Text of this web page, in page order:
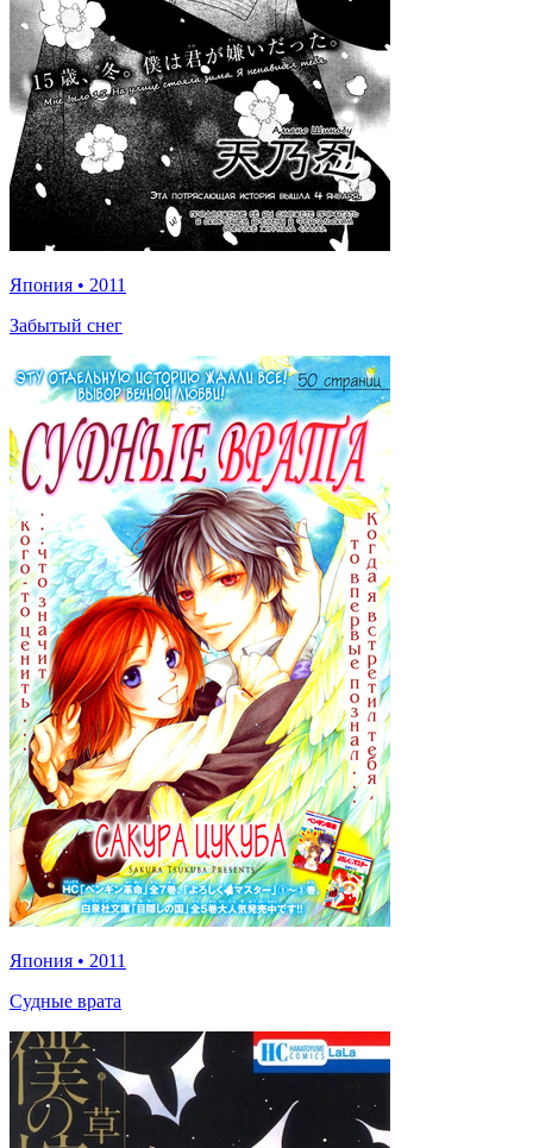
Япония • 2011
Забытый снег
Япония • 2011
Судные врата